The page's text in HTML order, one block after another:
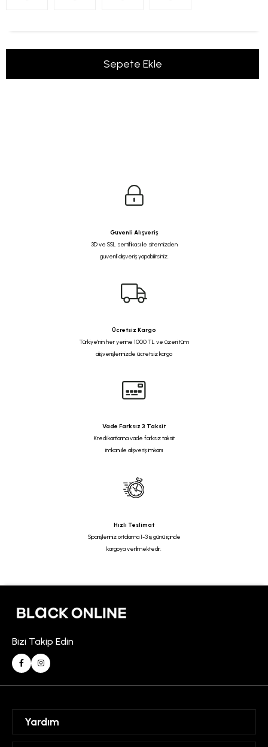
Güvenli Alışveriş
3D ve SSL sertifikası ile sitemizden
güvenli alışveriş yapabilirsiniz.
Ücretsiz Kargo
Türkiye'nin her yerine 1000 TL ve üzeri tüm
alışverişlerinizde ücretsiz kargo
Vade Farksız 3 Taksit
Kredi kartlarına vade farksız taksit
imkanı ile alışveriş imkanı
Hızlı Teslimat
Siparişleriniz ortalama 1-3 iş günü içinde
kargoya verilmektedir.
Bizi Takip Edin
Yardım